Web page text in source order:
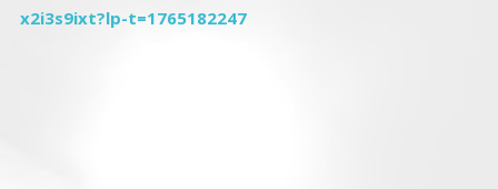
x2i3s9ixt?lp-t=1765182247